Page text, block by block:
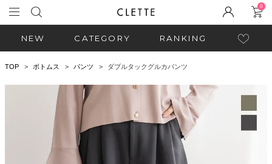
0
NEW CATEGORY RANKING
TOP ボトムス パンツ ダブルタックグルカパンツ